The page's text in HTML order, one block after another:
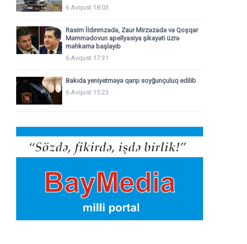
6 Avqust 18:03
Rasim İldırımzadə, Zaur Mirzəzadə və Qoşqar
Məmmədovun apellyasiya şikayəti üzrə
məhkəmə başlayıb
6 Avqust 17:31
Bakıda yeniyetməyə qarşı soyğunçuluq edilib
6 Avqust 15:23